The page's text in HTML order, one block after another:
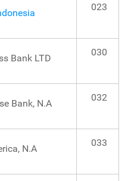
023
Bank LTD
030
Bank, N.A
032
N.A
033